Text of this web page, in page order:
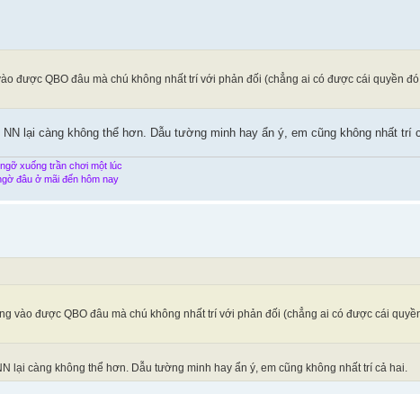
được QBO đâu mà chú không nhất trí với phản đối (chẳng ai có được cái quyền
lại càng không thể hơn. Dẫu tường minh hay ẩn ý, em cũng không nhất trí
xuống trần chơi một lúc
đâu ở mãi đến hôm nay
vào được QBO đâu mà chú không nhất trí với phản đối (chẳng ai có được cái
lại càng không thể hơn. Dẫu tường minh hay ẩn ý, em cũng không nhất trí cả hai.